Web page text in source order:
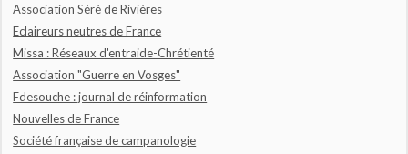
Association Séré de Rivières
Eclaireurs neutres de France
Missa : Réseaux d'entraide-Chrétienté
Association "Guerre en Vosges"
Fdesouche : journal de réinformation
Nouvelles de France
Société française de campanologie